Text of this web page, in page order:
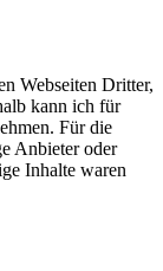
Webseiten Dritter,
kann ich für
Für die
Anbieter oder
Inhalte waren